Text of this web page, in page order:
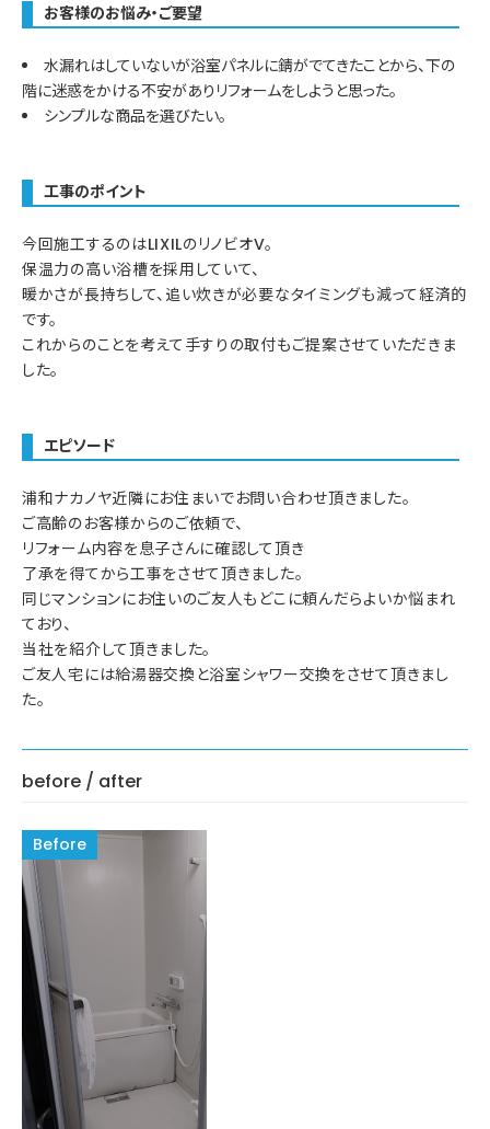
お客様のお悩み・ご要望
水漏れはしていないが浴室パネルに錆がでてきたことから、下の
階に迷惑をかける不安がありリフォームをしようと思った。
シンプルな商品を選びたい。
工事のポイント
今回施工するのはLIXILのリノビオV。
保温力の高い浴槽を採用していて、
暖かさが長持ちして、追い炊きが必要なタイミングも減って経済的
です。
これからのことを考えて手すりの取付もご提案させていただきま
した。
エピソード
浦和ナカノヤ近隣にお住まいでお問い合わせ頂きました。
ご高齢のお客様からのご依頼で、
リフォーム内容を息子さんに確認して頂き
了承を得てから工事をさせて頂きました。
同じマンションにお住いのご友人もどこに頼んだらよいか悩まれ
ており、
当社を紹介して頂きました。
ご友人宅には給湯器交換と浴室シャワー交換をさせて頂きまし
た。
before / after